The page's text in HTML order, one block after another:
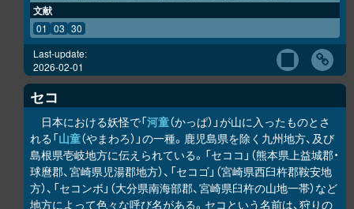
文献
01 03 30
Last-update:
2026-02-01
セコ
日本における妖怪で「河童（かっぱ）」が山に入ったものとさ
れる「山童（やまわろ）」の一種。鹿児島県を除く九州地方、及び
島根県壱岐地方に伝えられている。「セココ」（熊本県上益城郡・
球麿郡、宮崎県児湯郡地方）、「セコゴ」（宮崎県西臼杵郡鞍安地
方）、「セコンボ」（大分県南海部郡、宮崎県臼杵の山地一帯）など
地方によって色々な呼び名がある。セコという名前は、狩りの